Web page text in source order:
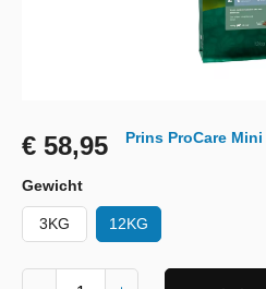
€ 58,95 Prins ProCare
Gewicht
3KG 12KG